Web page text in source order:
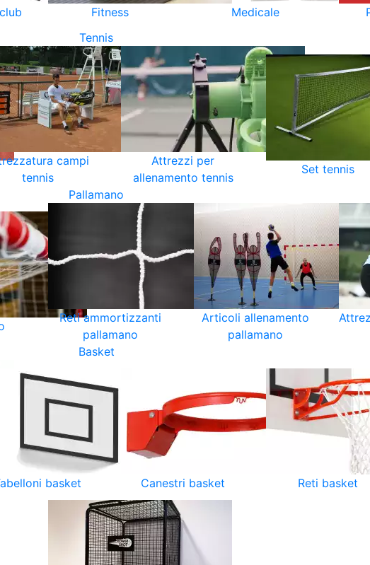
Fitness Medicale
Tennis
campi
tennis
Attrezzi per
allenamento tennis
Set tennis
Pallamano
Reti ammortizzanti
pallamano
Articoli allenamento
pallamano
Basket
basket Canestri basket Reti basket